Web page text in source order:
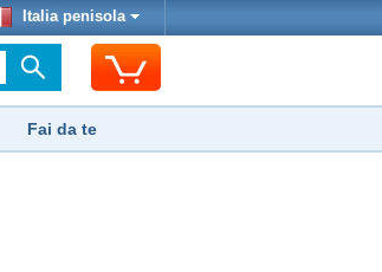
Italia penisola
Fai da te